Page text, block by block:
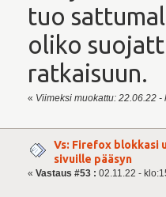
tuo
oliko
ratkaisuun.
« Viimeksi muokattu: 22.06.22
Vs: Firefox blokkasi
sivuille pääsyn
« Vastaus #53 : 02.11.22 -